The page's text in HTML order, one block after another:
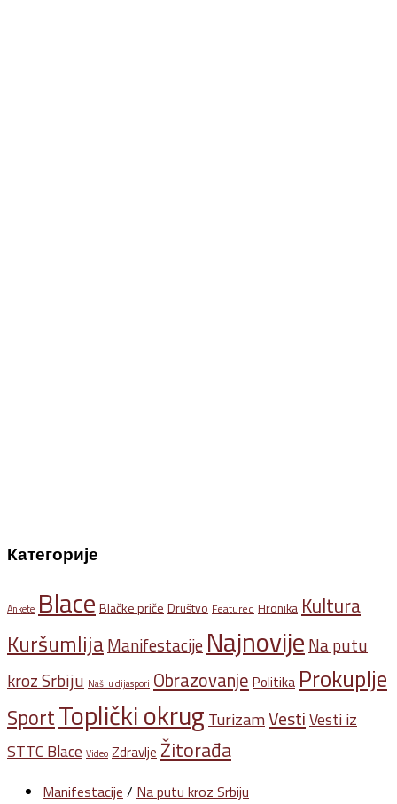
Категорије
Ankete Blace Blačke priče Društvo Featured Hronika Kultura
KuršumlijaManifestacije Najnovije Na putu
kroz Srbiju Naši u dijaspori Obrazovanje Politika Prokuplje
SportToplički okrug TurizamVestiVesti iz
STTC Blace Video Zdravlje Žitorađa
Manifestacije / Na putu kroz Srbiju